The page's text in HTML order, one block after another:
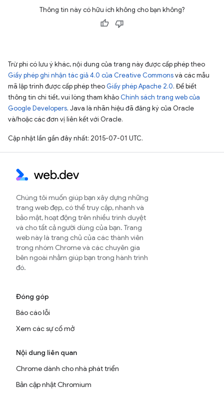
Thông tin này có hữu ích không cho bạn không?
Trừ phi có lưu ý khác, nội dung của trang này được cấp phép theo
Giấy phép ghi nhận tác giả 4.0 của Creative Commonsvà các mẫu
mã lập trình được cấp phép theo Giấy phép Apache 2.0. Để biết
thông tin chi tiết, vui lòng tham khảo Chính sách trang web của
Google Developers. Java là nhãn hiệu đã đăng ký của Oracle
và/hoặc các đơn vị liên kết với Oracle.
Cập nhật lần gần đây nhất: 2015-07-01 UTC.
Chúng tôi muốn giúp bạn xây dựng những
trang web đẹp, có thể truy cập, nhanh và
bảo mật, hoạt động trên nhiều trình duyệt
và cho tất cả người dùng của bạn. Trang
web này là trang chủ của các thành viên
trong nhóm Chrome và các chuyên gia
bên ngoài nhằm giúp bạn trong hành trình
đó.
Đóng góp
Báo cáo lỗi
Xem các sự cố mở
Nội dung liên quan
Chrome dành cho nhà phát triển
Bản cập nhật Chromium